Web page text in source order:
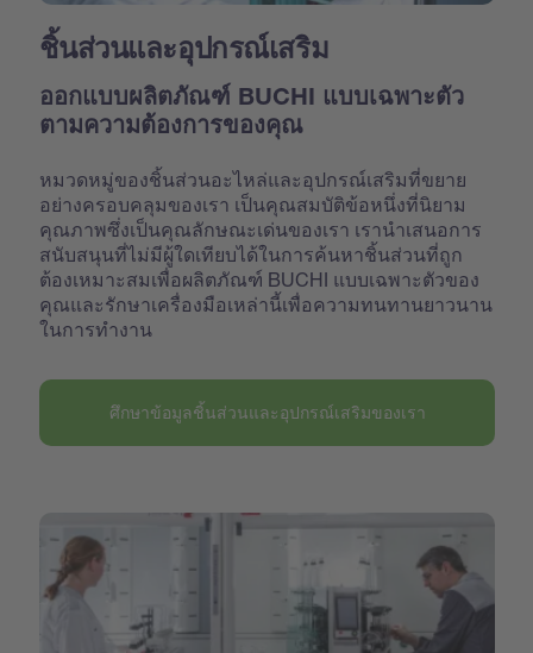
ชิ้นส่วนและอุปกรณ์เสริม
ออกแบบผลิตภัณฑ์ BUCHI แบบเฉพาะตัว
ตามความต้องการของคุณ
หมวดหมู่ของชิ้นส่วนอะไหล่และอุปกรณ์เสริมที่ขยาย
อย่างครอบคลุมของเรา เป็นคุณสมบัติข้อหนึ่งที่นิยาม
คุณภาพซึ่งเป็นคุณลักษณะเด่นของเรา เรานำเสนอการ
สนับสนุนที่ไม่มีผู้ใดเทียบได้ในการค้นหาชิ้นส่วนที่ถูก
ต้องเหมาะสมเพื่อผลิตภัณฑ์ BUCHI แบบเฉพาะตัวของ
คุณและรักษาเครื่องมือเหล่านี้เพื่อความทนทานยาวนาน
ในการทำงาน
ศึกษาข้อมูลชิ้นส่วนและอุปกรณ์เสริมของเรา